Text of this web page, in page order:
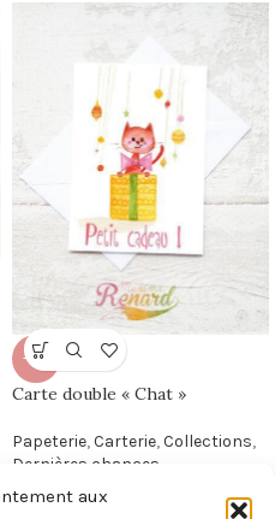
aux
-50%
Carte double « Chat »
Papeterie,Carterie,Collections,
Dernières chances
4,00 2,00